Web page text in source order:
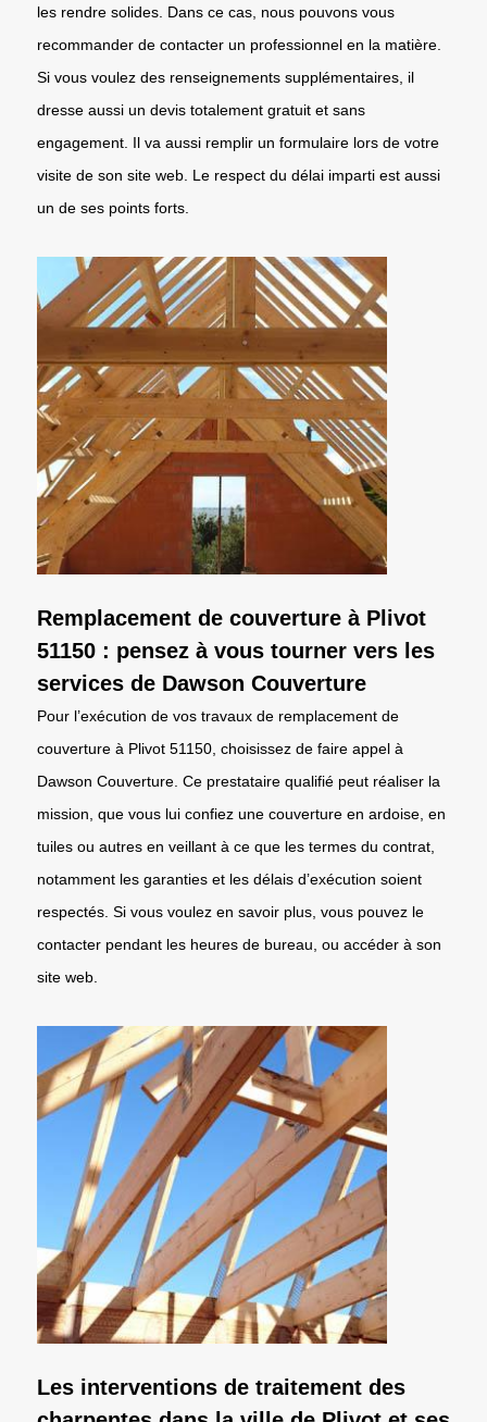
les rendre solides. Dans ce cas, nous pouvons vous
recommander de contacter un professionnel en la matière.
Si vous voulez des renseignements supplémentaires, il
dresse aussi un devis totalement gratuit et sans
engagement. Il va aussi remplir un formulaire lors de votre
visite de son site web. Le respect du délai imparti est aussi
un de ses points forts.
Remplacement de couverture à Plivot
51150 : pensez à vous tourner vers les
services de Dawson Couverture
Pour l’exécution de vos travaux de remplacement de
couverture à Plivot 51150, choisissez de faire appel à
Dawson Couverture. Ce prestataire qualifié peut réaliser la
mission, que vous lui confiez une couverture en ardoise, en
tuiles ou autres en veillant à ce que les termes du contrat,
notamment les garanties et les délais d’exécution soient
respectés. Si vous voulez en savoir plus, vous pouvez le
contacter pendant les heures de bureau, ou accéder à son
site web.
Les interventions de traitement des